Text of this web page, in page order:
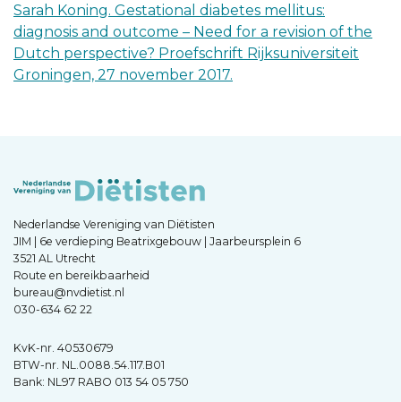
Sarah Koning. Gestational diabetes mellitus:
diagnosis and outcome – Need for a revision of the
Dutch perspective? Proefschrift Rijksuniversiteit
Groningen, 27 november 2017.
Nederlandse Vereniging van Diëtisten
JIM | 6e verdieping Beatrixgebouw | Jaarbeursplein 6
3521 AL Utrecht
Route en bereikbaarheid
bureau@nvdietist.nl
030-634 62 22
KvK-nr. 40530679
BTW-nr. NL.0088.54.117.B01
Bank: NL97 RABO 013 54 05 750